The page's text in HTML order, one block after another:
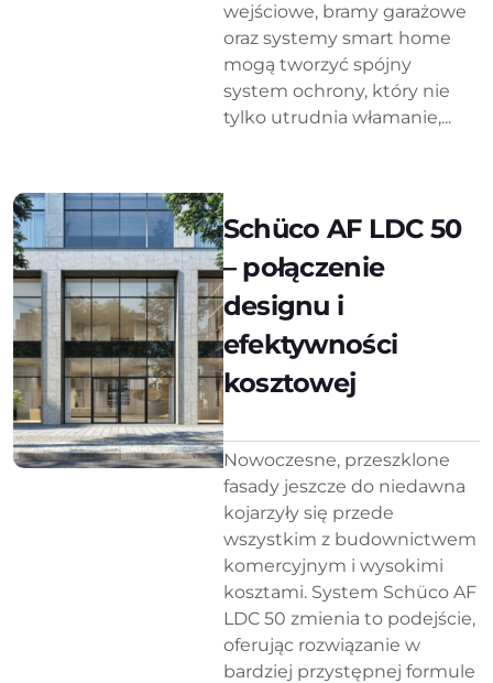
wejściowe, bramy garażowe
oraz systemy smart home
mogą tworzyć spójny
system ochrony, który nie
tylko utrudnia włamanie,...
Schüco AF LDC 50
– połączenie
designu i
efektywności
kosztowej
Nowoczesne, przeszklone
fasady jeszcze do niedawna
kojarzyły się przede
wszystkim z budownictwem
komercyjnym i wysokimi
kosztami. System Schüco AF
LDC 50 zmienia to podejście,
oferując rozwiązanie w
bardziej przystępnej formule